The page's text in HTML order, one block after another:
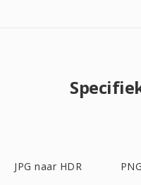
JPG naar HDR